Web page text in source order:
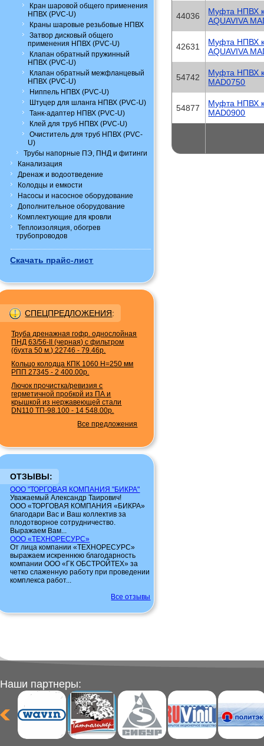
Кран шаровой общего применения
НПВХ (PVC-U)
Краны шаровые резьбовые НПВХ
Затвор дисковый общего
применения НПВХ (PVC-U)
Клапан обратный пружинный
НПВХ (PVC-U)
Клапан обратный межфланцевый
НПВХ (PVC-U)
Ниппель НПВХ (PVC-U)
Штуцер для шланга НПВХ (PVC-U)
Танк-адаптер НПВХ (PVC-U)
Клей для труб НПВХ (PVC-U)
Очиститель для труб НПВХ (PVC-
U)
Трубы напорные ПЭ, ПНД и фитинги
Канализация
Дренаж и водоотведение
Колодцы и емкости
Насосы и насосное оборудование
Дополнительное оборудование
Комплектующие для кровли
Теплоизоляция, обогрев
трубопроводов
Скачать прайс-лист
СПЕЦПРЕДЛОЖЕНИЯ:
Труба дренажная гофр. однослойная
ПНД 63/56-II (черная) с фильтром
(бухта 50 м.) 22746 -79.46р.
Кольцо колодца КПК 1060 H=250 мм
РПП 27345 -2 400.00р.
Лючок прочистка/ревизия с
герметичной пробкой из ПА и
крышкой из нержавеющей стали
DN110 ТП-98.100 - 14 548.00р.
Все предложения
ОТЗЫВЫ:
ООО "ТОРГОВАЯ КОМПАНИЯ "БИКРА"
Уважаемый Александр Таирович!
ООО «ТОРГОВАЯ КОМПАНИЯ «БИКРА»
благодари Вас и Ваш коллектив за
плодотворное сотрудничество.
Выражаем Вам...
ООО «ТЕХНОРЕСУРС»
От лица компании «ТЕХНОРЕСУРС»
выражаем искреннюю благодарность
компании ООО «ГК ОБСТРОЙТЕХ» за
четко слаженную работу при проведении
комплекса работ...
Все отзывы
44036
Муфта НПВХ
AQUAVIVA
42631
Муфта НПВХ
AQUAVIVA
54742
Муфта НПВХ
MAD0750
54877
Муфта НПВХ
MAD0900
Наши партнеры: